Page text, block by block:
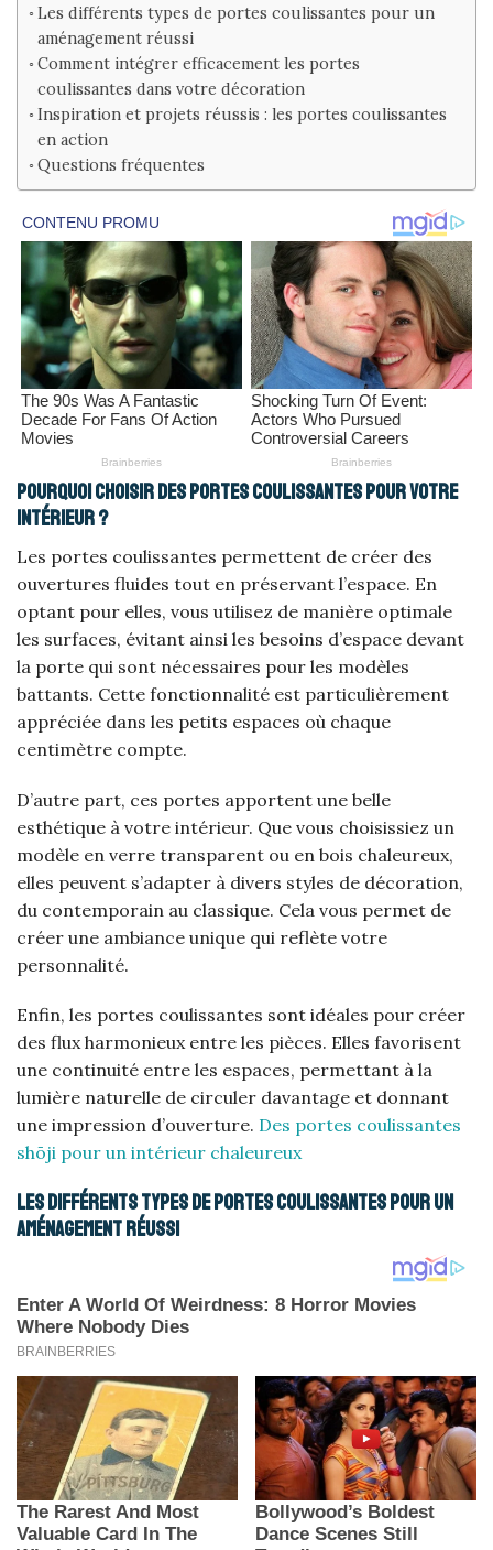
Les différents types de portes coulissantes pour un
aménagement réussi
Comment intégrer efficacement les portes
coulissantes dans votre décoration
Inspiration et projets réussis : les portes coulissantes
en action
Questions fréquentes
Pourquoi choisir des portes coulissantes pour votre
intérieur ?
Les portes coulissantes permettent de créer des
ouvertures fluides tout en préservant l’espace. En
optant pour elles, vous utilisez de manière optimale
les surfaces, évitant ainsi les besoins d’espace devant
la porte qui sont nécessaires pour les modèles
battants. Cette fonctionnalité est particulièrement
appréciée dans les petits espaces où chaque
centimètre compte.
D’autre part, ces portes apportent une belle
esthétique à votre intérieur. Que vous choisissiez un
modèle en verre transparent ou en bois chaleureux,
elles peuvent s’adapter à divers styles de décoration,
du contemporain au classique. Cela vous permet de
créer une ambiance unique qui reflète votre
personnalité.
Enfin, les portes coulissantes sont idéales pour créer
des flux harmonieux entre les pièces. Elles favorisent
une continuité entre les espaces, permettant à la
lumière naturelle de circuler davantage et donnant
une impression d’ouverture. Des portes coulissantes
shōji pour un intérieur chaleureux
Les différents types de portes coulissantes pour un
aménagement réussi